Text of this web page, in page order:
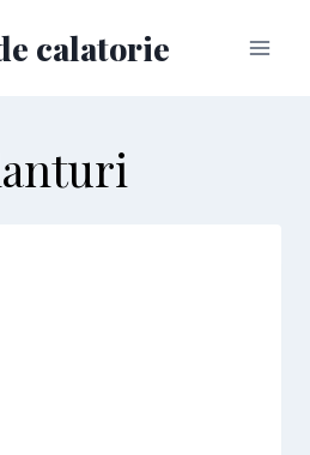
calatorie